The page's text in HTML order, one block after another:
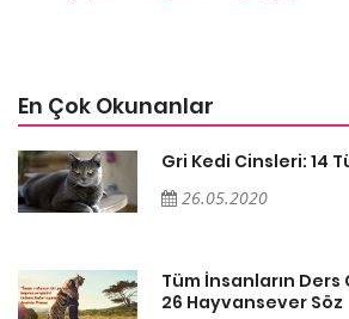
En Çok Okunanlar
Gri Kedi Cinsleri: 14
26.05.2020
Tüm İnsanların Ders
26 Hayvansever Söz